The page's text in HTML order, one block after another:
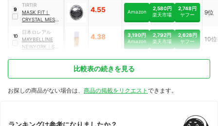
9
TIRTIR
MASK FIT ｜
CRYSTAL MESH
4.55 Amazon
2,580円
楽天市場
2,748円
ヤフー
9位
10
日本ロレアル
MAYBELLINE
NEWYORK
SPス
リキッドファンデ
4.38
3,190円
Amazon
2,792円
楽天市場
2,628円
ヤフー
10位
比較表の続きを見る
お探しの商品がない場合は、 商品の掲載をリクエスト できます。